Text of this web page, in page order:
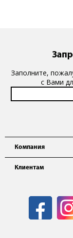
Компания
Клиентам
Заполните,
с Вами